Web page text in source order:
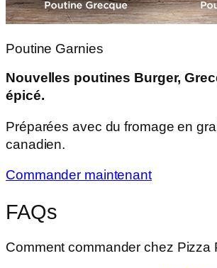
Poutine Garnies
Nouvelles poutines Burger,
épicé.
Préparées avec du fromage en
canadien.
Commander maintenant
FAQs
Comment commander chez Pizza